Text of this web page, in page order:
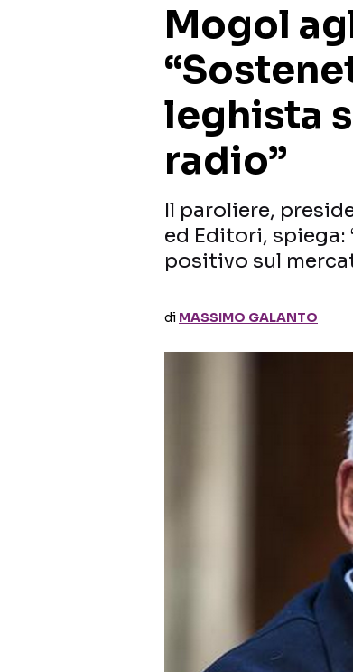
Mogol
leghista
radio”
Il paroliere,
ed Editori, spiega:
positivo sul
di MASSIMO GALANTO